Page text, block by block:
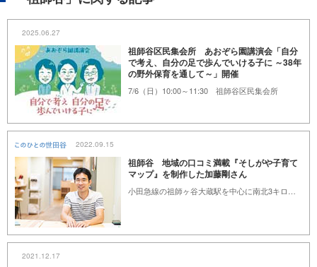
2025.06.27
祖師谷区民集会所 あおぞら園講演会「自分
で考え、自分の足で歩んでいける子に ～38年
の野外保育を通して～」開催
7/6（日）10:00～11:30 祖師谷区民集会所
2022.09.15
祖師谷 地域の口コミ満載『そしがや子育て
マップ』を制作した加藤剛さん
2021.12.17